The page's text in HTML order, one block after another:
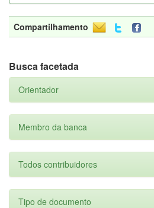
Compartilhamento
Busca facetada
Orientador
Membro da banca
Todos contribuidores
Tipo de documento